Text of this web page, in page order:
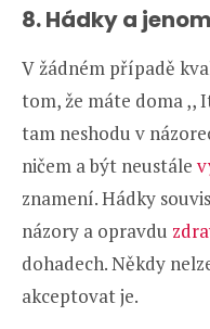
8. Hádky a
V žádném případě
tom, že máte doma ,,
tam neshodu v
ničem a být neustále
znamení. Hádky
názory a opravdu
dohadech. Někdy
akceptovat je.